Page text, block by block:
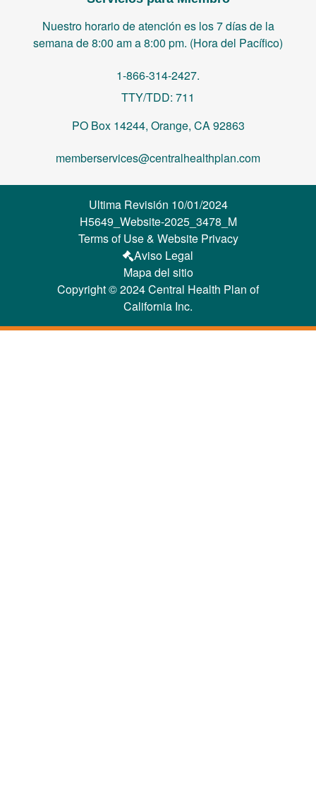
Nuestro horario de atención es los 7 días de la
semana de 8:00 am a 8:00 pm. (Hora del Pacífico)
1-866-314-2427.
TTY/TDD: 711
PO Box 14244, Orange, CA 92863
memberservices@centralhealthplan.com
Ultima Revisión 10/01/2024
H5649_Website-2025_3478_M
Terms of Use & Website Privacy
Aviso Legal
Mapa del sitio
Copyright © 2024 Central Health Plan of
California Inc.